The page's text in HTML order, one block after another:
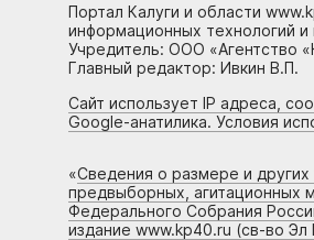
Портал Калуги и области
информационных технологий
Учредитель: ООО «Агентство
Главный редактор: Ивкин В.П.
Сайт использует IP адреса,
Google-анатилика. Условия
«Сведения о размере и
предвыборных, агитационных
Федерального Собрания
издание www.kp40.ru (св-во